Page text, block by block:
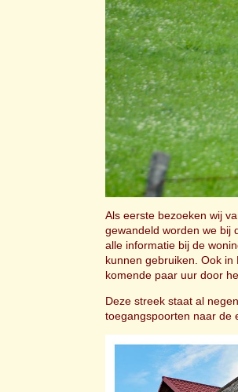
Als eerste bezoeken wij
gewandeld worden we bij
alle informatie bij de
kunnen gebruiken. Ook
komende paar uur door
Deze streek staat al
toegangspoorten naar de